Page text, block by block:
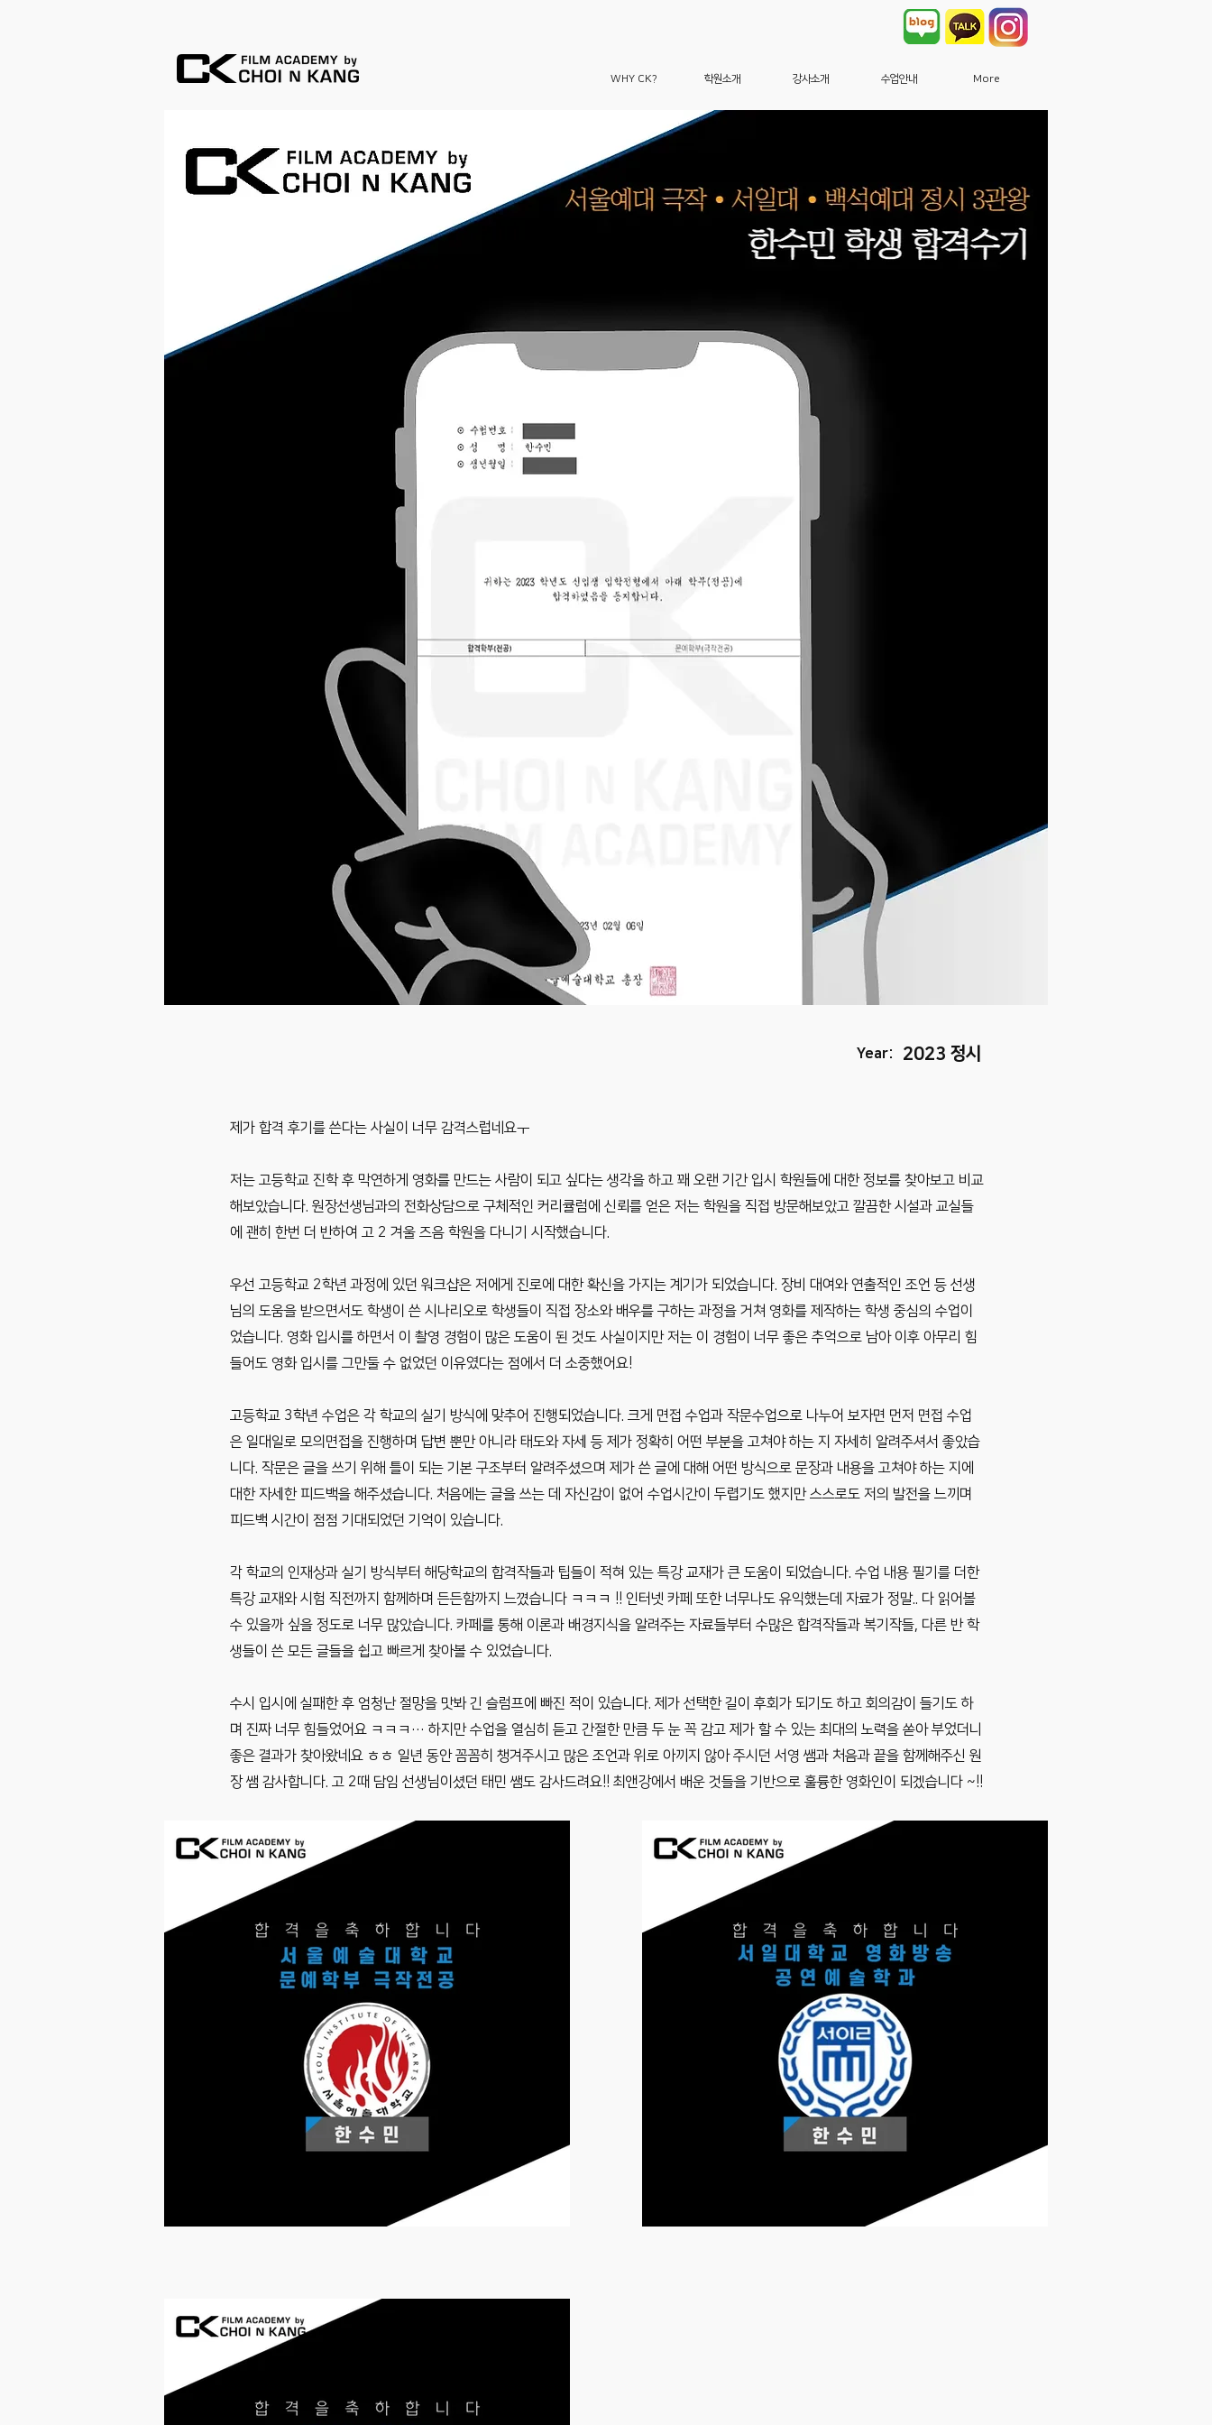
WHY CK? 학원소개 강사소개 수업안내 More
Year: 2023 정시
제가 합격 후기를 쓴다는 사실이 너무 감격스럽네요ㅜ
저는 고등학교 진학 후 막연하게 영화를 만드는 사람이 되고 싶다는 생각을 하고 꽤 오랜 기간 입시 학원들에 대한 정보를 찾아보고 비교
해보았습니다. 원장선생님과의 전화상담으로 구체적인 커리큘럼에 신뢰를 얻은 저는 학원을 직접 방문해보았고 깔끔한 시설과 교실들
에 괜히 한번 더 반하여 고 2 겨울 즈음 학원을 다니기 시작했습니다.
우선 고등학교 2학년 과정에 있던 워크샵은 저에게 진로에 대한 확신을 가지는 계기가 되었습니다. 장비 대여와 연출적인 조언 등 선생
님의 도움을 받으면서도 학생이 쓴 시나리오로 학생들이 직접 장소와 배우를 구하는 과정을 거쳐 영화를 제작하는 학생 중심의 수업이
었습니다. 영화 입시를 하면서 이 촬영 경험이 많은 도움이 된 것도 사실이지만 저는 이 경험이 너무 좋은 추억으로 남아 이후 아무리 힘
들어도 영화 입시를 그만둘 수 없었던 이유였다는 점에서 더 소중했어요!
고등학교 3학년 수업은 각 학교의 실기 방식에 맞추어 진행되었습니다. 크게 면접 수업과 작문수업으로 나누어 보자면 먼저 면접 수업
은 일대일로 모의면접을 진행하며 답변 뿐만 아니라 태도와 자세 등 제가 정확히 어떤 부분을 고쳐야 하는 지 자세히 알려주셔서 좋았습
니다. 작문은 글을 쓰기 위해 틀이 되는 기본 구조부터 알려주셨으며 제가 쓴 글에 대해 어떤 방식으로 문장과 내용을 고쳐야 하는 지에
대한 자세한 피드백을 해주셨습니다. 처음에는 글을 쓰는 데 자신감이 없어 수업시간이 두렵기도 했지만 스스로도 저의 발전을 느끼며
피드백 시간이 점점 기대되었던 기억이 있습니다.
각 학교의 인재상과 실기 방식부터 해당학교의 합격작들과 팁들이 적혀 있는 특강 교재가 큰 도움이 되었습니다. 수업 내용 필기를 더한
특강 교재와 시험 직전까지 함께하며 든든함까지 느꼈습니다 ㅋㅋㅋ !! 인터넷 카페 또한 너무나도 유익했는데 자료가 정말.. 다 읽어볼
수 있을까 싶을 정도로 너무 많았습니다. 카페를 통해 이론과 배경지식을 알려주는 자료들부터 수많은 합격작들과 복기작들, 다른 반 학
생들이 쓴 모든 글들을 쉽고 빠르게 찾아볼 수 있었습니다.
​수시 입시에 실패한 후 엄청난 절망을 맛봐 긴 슬럼프에 빠진 적이 있습니다. 제가 선택한 길이 후회가 되기도 하고 회의감이 들기도 하
며 진짜 너무 힘들었어요 ㅋㅋㅋ… 하지만 수업을 열심히 듣고 간절한 만큼 두 눈 꼭 감고 제가 할 수 있는 최대의 노력을 쏟아 부었더니
좋은 결과가 찾아왔네요 ㅎㅎ 일년 동안 꼼꼼히 챙겨주시고 많은 조언과 위로 아끼지 않아 주시던 서영 쌤과 처음과 끝을 함께해주신 원
장 쌤 감사합니다. 고 2때 담임 선생님이셨던 태민 쌤도 감사드려요!! 최앤강에서 배운 것들을 기반으로 훌륭한 영화인이 되겠습니다 ~!!